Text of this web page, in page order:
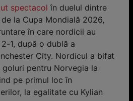
spectacol în duelul dintre
la Cupa Mondială 2026,
în care nordicii au
1, după o dublă a
City. Nordicul a bifat
goluri pentru Norvegia la
pe primul loc în
la egalitate cu Kylian